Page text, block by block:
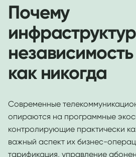
Почему
как никогда
Современные
опираются на программные
контролирующие практически
важный аспект их бизнес-
тарификация, управление